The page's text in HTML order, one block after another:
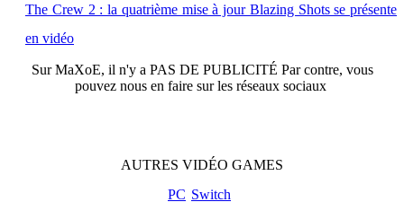
The Crew 2 : la quatrième mise à jour Blazing Shots se présente
en vidéo
SurMaXoE, il n'y a PAS DE PUBLICITÉ Par contre, vous
pouvez nous en faire sur les réseaux sociaux
AUTRES VIDÉO GAMES
PC Switch